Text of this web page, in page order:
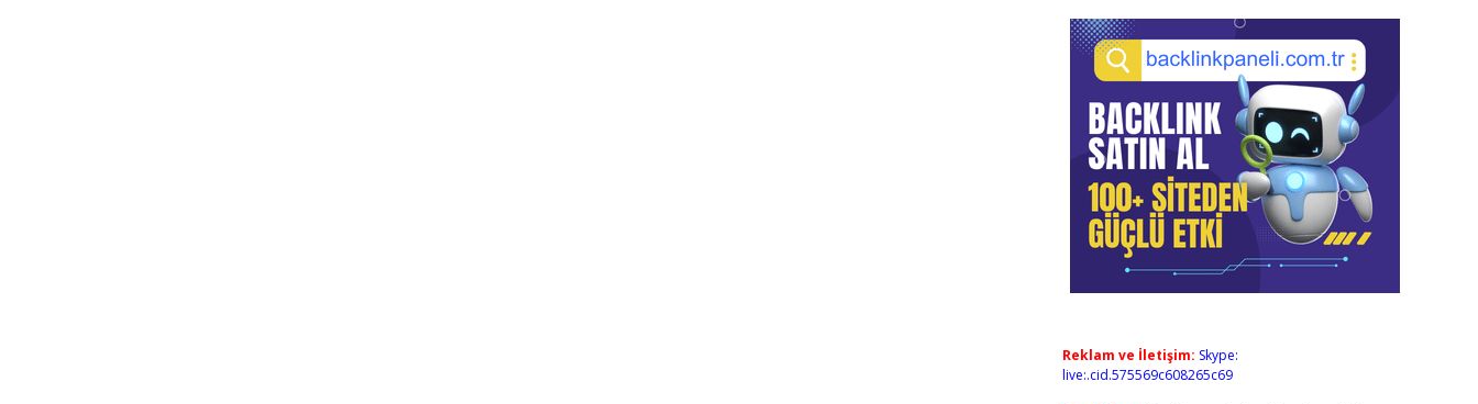
Reklam ve İletişim: Skype:
live:.cid.575569c608265c69